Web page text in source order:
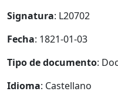
Signatura: L20702
Fecha: 1821-01-03
Tipo de documento:
Idioma: Castellano